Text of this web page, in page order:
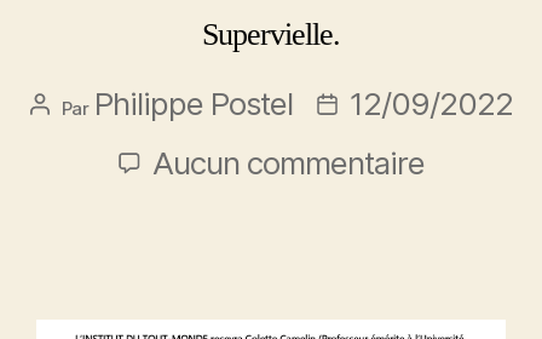
Supervielle.
Par Philippe Postel
12/09/2022
Aucun commentaire